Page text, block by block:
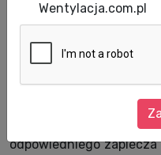
Otwarcie Biura
Pierwszym
odpowiedniego
Wentylacja.com.pl